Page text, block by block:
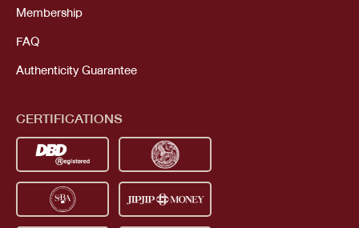
We use cookies
Cookies help us deliver the best
experience on our website. By using our
website, you agree to the use of cookies.
Find out how we use cookies.
Membership
FAQ
Authenticity Guarantee
CERTIFICATIONS